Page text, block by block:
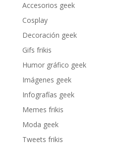
Accesorios geek
Cosplay
Decoración geek
Gifs frikis
Humor gráfico geek
Imágenes geek
Infografías geek
Memes frikis
Moda geek
Tweets frikis